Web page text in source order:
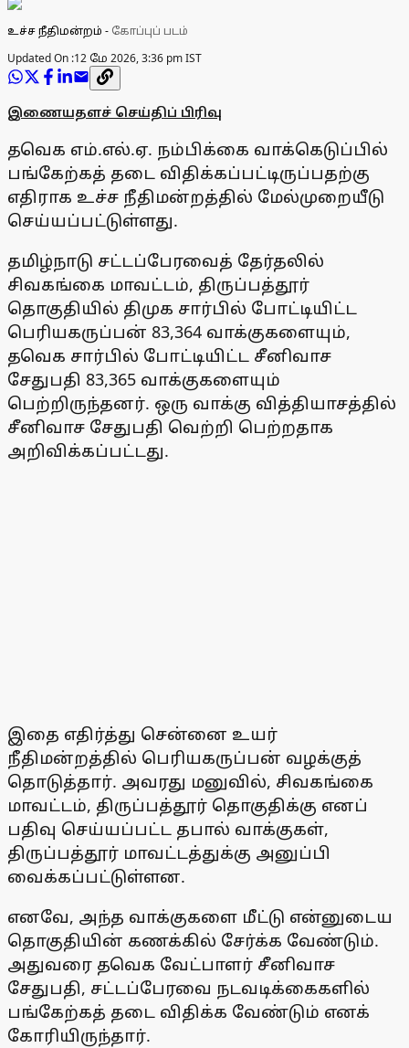
உச்ச நீதிமன்றம் - கோப்புப் படம்
Updated On :12 மே 2026, 3:36 pm IST
இணையதளச் செய்திப் பிரிவு
தவெக எம்.எல்.ஏ. நம்பிக்கை வாக்கெடுப்பில்
பங்கேற்கத் தடை விதிக்கப்பட்டிருப்பதற்கு
எதிராக உச்ச நீதிமன்றத்தில் மேல்முறையீடு
செய்யப்பட்டுள்ளது.
தமிழ்நாடு சட்டப்பேரவைத் தேர்தலில்
சிவகங்கை மாவட்டம், திருப்பத்தூர்
தொகுதியில் திமுக சார்பில் போட்டியிட்ட
பெரியகருப்பன் 83,364 வாக்குகளையும்,
தவெக சார்பில் போட்டியிட்ட சீனிவாச
சேதுபதி 83,365 வாக்குகளையும்
பெற்றிருந்தனர். ஒரு வாக்கு வித்தியாசத்தில்
சீனிவாச சேதுபதி வெற்றி பெற்றதாக
அறிவிக்கப்பட்டது.
இதை எதிர்த்து சென்னை உயர்
நீதிமன்றத்தில் பெரியகருப்பன் வழக்குத்
தொடுத்தார். அவரது மனுவில், சிவகங்கை
மாவட்டம், திருப்பத்தூர் தொகுதிக்கு எனப்
பதிவு செய்யப்பட்ட தபால் வாக்குகள்,
திருப்பத்தூர் மாவட்டத்துக்கு அனுப்பி
வைக்கப்பட்டுள்ளன.
எனவே, அந்த வாக்குகளை மீட்டு என்னுடைய
தொகுதியின் கணக்கில் சேர்க்க வேண்டும்.
அதுவரை தவெக வேட்பாளர் சீனிவாச
சேதுபதி, சட்டப்பேரவை நடவடிக்கைகளில்
பங்கேற்கத் தடை விதிக்க வேண்டும் எனக்
கோரியிருந்தார்.